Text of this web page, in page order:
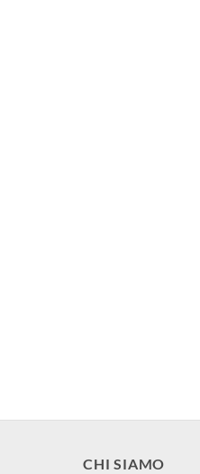
CHI SIAMO